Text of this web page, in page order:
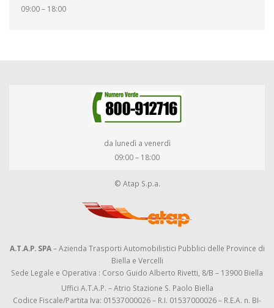
09:00 – 18:00
da lunedì a venerdì
09:00 – 18:00
© Atap S.p.a.
A.T.A.P. SPA– Azienda Trasporti Automobilistici Pubblici delle Province di
Biella e Vercelli
Sede Legale e Operativa : Corso Guido Alberto Rivetti, 8/B – 13900 Biella
Uffici A.T.A.P. – Atrio Stazione S. Paolo Biella
Codice Fiscale/Partita Iva: 01537000026 – R.I. 01537000026 – R.E.A. n. BI-